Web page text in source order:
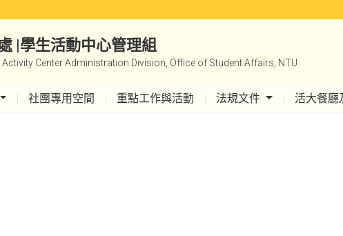
|學生活動中心管理組
Activity Center Administration Division, Office of Student Affairs, NTU
社團專用空間 重點工作與活動 法規文件 活大餐